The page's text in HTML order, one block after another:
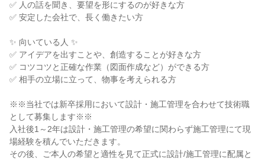
✅ 人の話を聞き、要望を形にするのが好きな方
✅ 安定した会社で、長く働きたい方
✨ 向いている人 ✨
✅ アイデアを出すことや、創造することが好きな方
✅ コツコツと正確な作業（図面作成など）ができる方
✅ 相手の立場に立って、物事を考えられる方
※※当社では新卒採用において設計・施工管理を合わせて技術職
として募集します※※
入社後1～2年は設計・施工管理の希望に関わらず施工管理にて現
場経験を積んでいただきます。
その後、ご本人の希望と適性を見て正式に設計/施工管理に配属と